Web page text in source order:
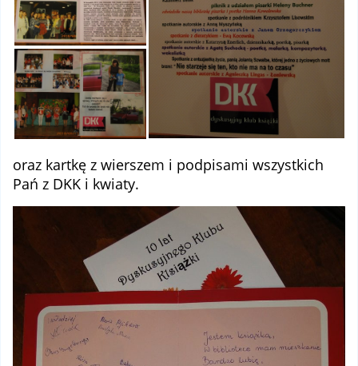
oraz kartkę z wierszem i podpisami wszystkich
Pań z DKK i kwiaty.